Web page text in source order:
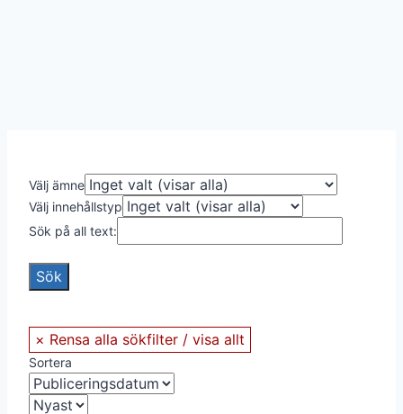
Välj ämne
Välj innehållstyp
Sök på all text:
Sortera